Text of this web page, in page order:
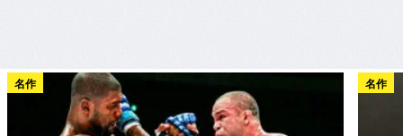
名作 名作